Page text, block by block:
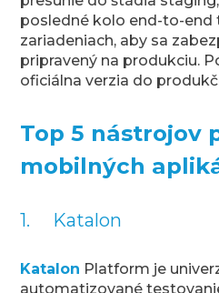
posledné kolo end-to-end
zariadeniach, aby sa
pripravený na produkciu.
oficiálna verzia do
Top 5 nástrojov
mobilných
1. Katalon
Katalon Platform je
automatizované